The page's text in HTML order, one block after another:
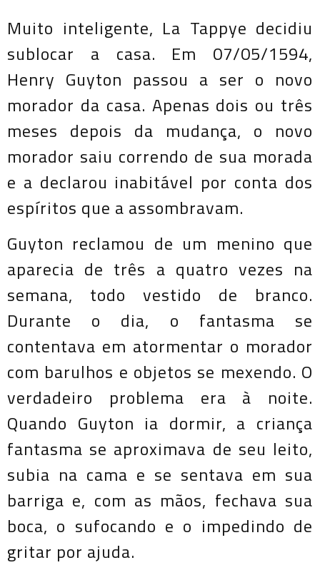
Muito inteligente, La Tappye decidiu
sublocar a casa. Em 07/05/1594,
Henry Guyton passou a ser o novo
morador da casa. Apenas dois ou três
meses depois da mudança, o novo
morador saiu correndo de sua morada
e a declarou inabitável por conta dos
espíritos que a assombravam.
Guyton reclamou de um menino que
aparecia de três a quatro vezes na
semana, todo vestido de branco.
Durante o dia, o fantasma se
contentava em atormentar o morador
com barulhos e objetos se mexendo. O
verdadeiro problema era à noite.
Quando Guyton ia dormir, a criança
fantasma se aproximava de seu leito,
subia na cama e se sentava em sua
barriga e, com as mãos, fechava sua
boca, o sufocando e o impedindo de
gritar por ajuda.